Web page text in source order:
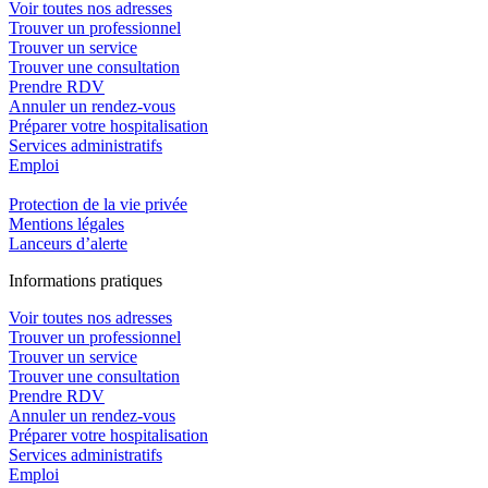
Voir toutes nos adresses
Trouver un professionnel
Trouver un service
Trouver une consultation
Prendre RDV
Annuler un rendez-vous
Préparer votre hospitalisation
Services administratifs
Emploi​
Protection de la vie privée
Mentions légales
Lanceurs d’alerte
Informations pratiques
Voir toutes nos adresses
Trouver un professionnel
Trouver un service
Trouver une consultation
Prendre RDV
Annuler un rendez-vous
Préparer votre hospitalisation
Services administratifs
Emploi​